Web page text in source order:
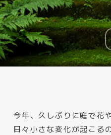
今年、久しぶりに庭で花
日々小さな変化が起こる